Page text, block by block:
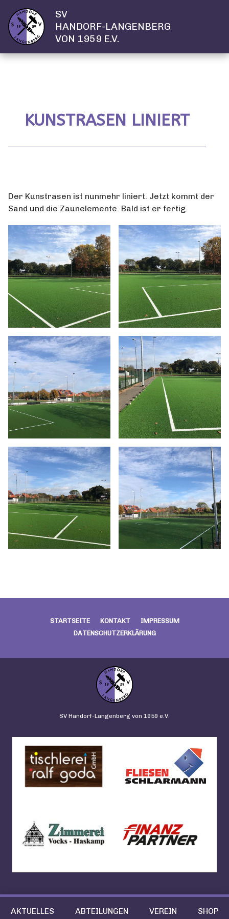
SV
HANDORF-LANGENBERG
VON 1959 E.V.
AKTUELLES ABTEILUNGEN VEREIN SHOP
KUNSTRASEN LINIERT
Der Kunstrasen ist nunmehr liniert. Jetzt kommt der
Sand und die Zaunelemente. Bald ist er fertig.
STARTSEITE KONTAKT
IMPRESSUM
DATENSCHUTZERKLÄRUNG
SV Handorf-Langenberg von 1959 e.V.